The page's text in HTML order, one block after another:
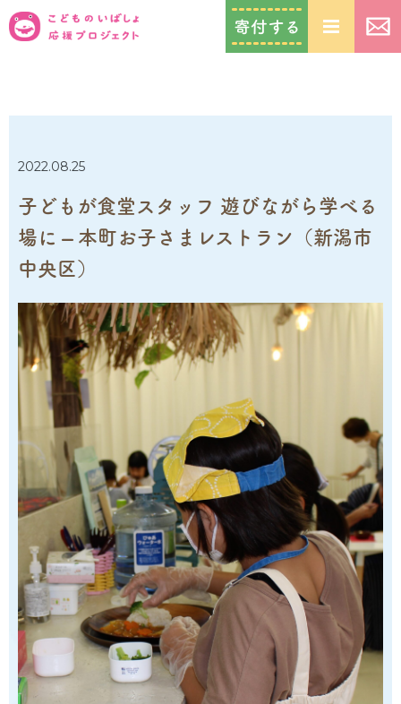
2022.08.25
子どもが食堂スタッフ 遊びながら学べる
場に – 本町お子さまレストラン（新潟市
中央区）